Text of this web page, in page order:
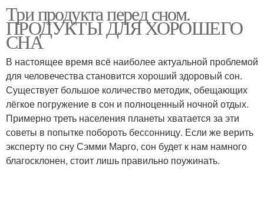
Три продукта перед сном.
ПРОДУКТЫ ДЛЯ ХОРОШЕГО
СНА
В настоящее время всё наиболее актуальной проблемой
для человечества становится хороший здоровый сон.
Существует большое количество методик, обещающих
лёгкое погружение в сон и полноценный ночной отдых.
Примерно треть населения планеты хватается за эти
советы в попытке побороть бессонницу. Если же верить
эксперту по сну Сэмми Марго, сон будет к нам намного
благосклонен, стоит лишь правильно поужинать.